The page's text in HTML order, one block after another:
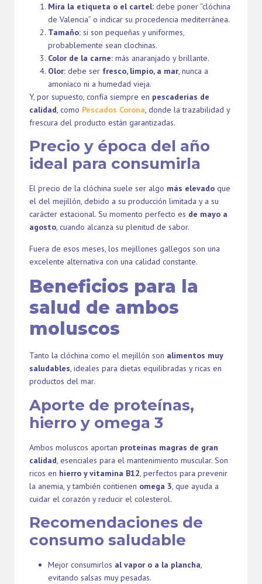
Mira la etiqueta o el cartel: debe poner “clóchina
de Valencia” o indicar su procedencia mediterránea.
Tamaño: si son pequeñas y uniformes,
probablemente sean clochinas.
Color de la carne: más anaranjado y brillante.
Olor: debe ser fresco, limpio, a mar, nunca a
amoníaco ni a humedad vieja.
Y, por supuesto, confía siempre en pescaderías de
calidad, como Pescados Corona, donde la trazabilidad y
frescura del producto están garantizadas.
Precio y época del año
ideal para consumirla
El precio de la clóchina suele ser algo más elevado que
el del mejillón, debido a su producción limitada y a su
carácter estacional. Su momento perfecto es de mayo a
agosto, cuando alcanza su plenitud de sabor.
Fuera de esos meses, los mejillones gallegos son una
excelente alternativa con una calidad constante.
Beneficios para la
salud de ambos
moluscos
Tanto la clóchina como el mejillón son alimentos muy
saludables, ideales para dietas equilibradas y ricas en
productos del mar.
Aporte de proteínas,
hierro y omega 3
Ambos moluscos aportan proteínas magras de gran
calidad , esenciales para el mantenimiento muscular. Son
ricos en hierro y vitamina B12 , perfectos para prevenir
la anemia, y también contienen omega 3 , que ayuda a
cuidar el corazón y reducir el colesterol.
Recomendaciones de
consumo saludable
Mejor consumirlos al vapor o a la plancha,
evitando salsas muy pesadas.